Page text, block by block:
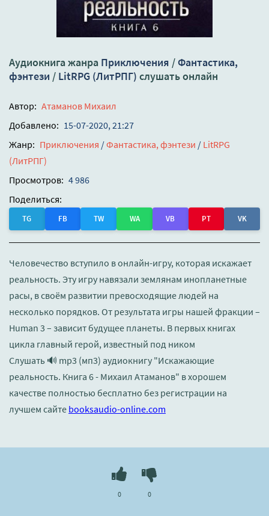
Аудиокнига жанра Приключения /Фантастика,
фэнтези / LitRPG (ЛитРПГ) слушать онлайн
Автор: Атаманов Михаил
Добавлено: 15-07-2020, 21:27
Жанр: Приключения /Фантастика, фэнтези / LitRPG
(ЛитРПГ)
Просмотров: 4 986
Поделиться:
TG FB TW WA VB PT VK
Человечество вступило в онлайн-игру, которая искажает
реальность. Эту игру навязали землянам инопланетные
расы, в своём развитии превосходящие людей на
несколько порядков. От результата игры нашей фракции –
Human 3 – зависит будущее планеты. В первых книгах
цикла главный герой, известный под ником
Слушать 🔊 mp3 (мп3) аудиокнигу "Искажающие
реальность. Книга 6 - Михаил Атаманов" в хорошем
качестве полностью бесплатно без регистрации на
лучшем сайте booksaudio-online.com
0 0